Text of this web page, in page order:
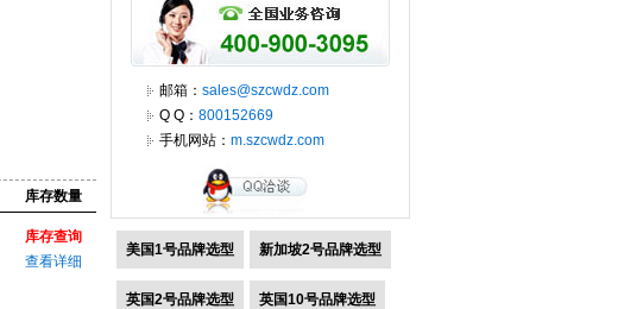
库存数量
库存查询
查看详细
邮箱： sales@szcwdz.com
Q Q： 800152669
手机网站： m.szcwdz.com
美国1号品牌选型 新加坡2号品牌选型
英国2号品牌选型 英国10号品牌选型